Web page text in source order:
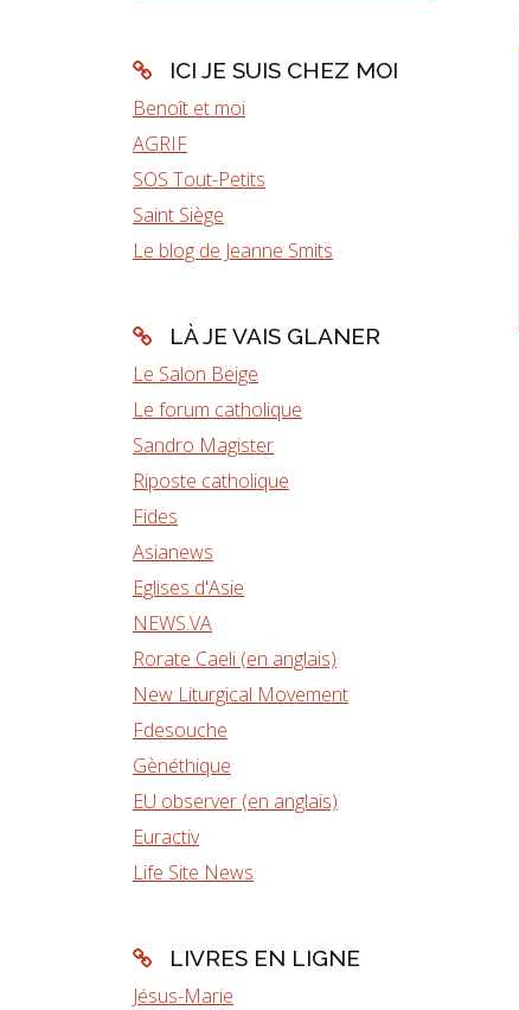
ICI JE SUIS CHEZ MOI
Benoît et moi
AGRIF
SOS Tout-Petits
Saint Siège
Le blog de Jeanne Smits
LÀ JE VAIS GLANER
Le Salon Beige
Le forum catholique
Sandro Magister
Riposte catholique
Fides
Asianews
Eglises d'Asie
NEWS.VA
Rorate Caeli (en anglais)
New Liturgical Movement
Fdesouche
Gènéthique
EU observer (en anglais)
Euractiv
Life Site News
LIVRES EN LIGNE
Jésus-Marie